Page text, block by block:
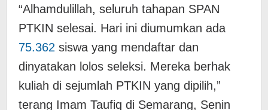
“Alhamdulillah, seluruh tahapan SPAN
PTKIN selesai. Hari ini diumumkan ada
75.362 siswa yang mendaftar dan
dinyatakan lolos seleksi. Mereka berhak
kuliah di sejumlah PTKIN yang dipilih,”
terang Imam Taufiq di Semarang, Senin